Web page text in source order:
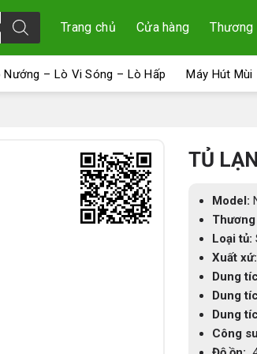
Trang chủ Cửa hàng Thương
Nướng – Lò Vi Sóng – Lò Hấp Máy Hút Mùi
TỦ
Model:
Loại tủ:
Xuất xứ:
Dung
Dung
Dung
Công